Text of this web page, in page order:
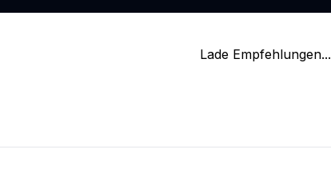
Lade Empfehlungen...